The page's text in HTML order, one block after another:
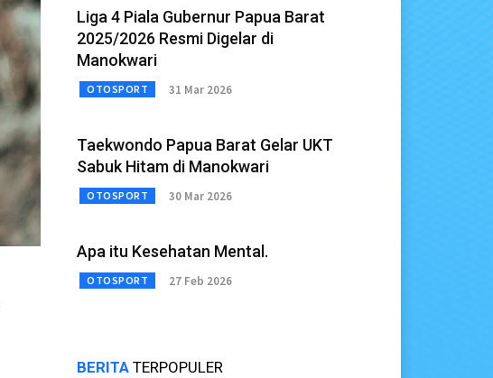
Liga 4 Piala Gubernur Papua Barat
2025/2026 Resmi Digelar di
Manokwari
OTOSPORT 31 Mar 2026
Taekwondo Papua Barat Gelar UKT
Sabuk Hitam di Manokwari
OTOSPORT 30 Mar 2026
Apa itu Kesehatan Mental.
OTOSPORT 27 Feb 2026
BERITA TERPOPULER